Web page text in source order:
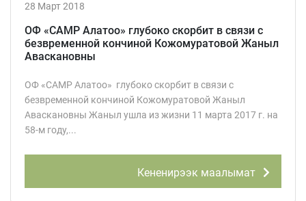
28 Март 2018
ОФ «САМР Алатоо» глубоко скорбит в связи с
безвременной кончиной Кожомуратовой Жаныл
Аваскановны
ОФ «САМР Алатоо» глубоко скорбит в связи с
безвременной кончиной Кожомуратовой Жаныл
Аваскановны Жаныл ушла из жизни 11 марта 2017 г. на
58-м году,...
Кененирээк маалымат